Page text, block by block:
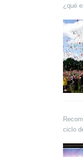
¿qué
ciclo